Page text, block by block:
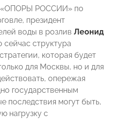
«ОПОРЫ РОССИИ» по
президент
воды в розлив Леонид
сейчас структура
которая будет
для Москвы, но и для
опережая
государственным
последствия могут быть,
нагрузку с